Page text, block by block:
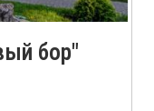
бор"